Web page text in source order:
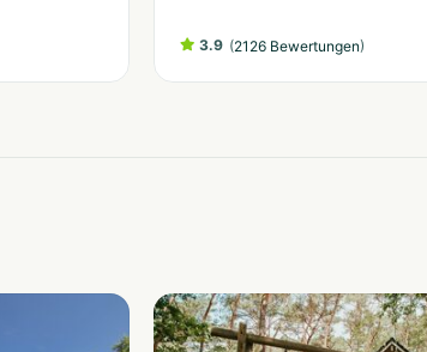
3.9 (2126 Bewertungen)